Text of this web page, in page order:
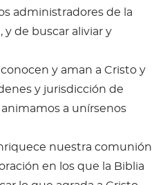
administradores de la
y de buscar aliviar y
y aman a Cristo y
y jurisdicción de
a unírsenos
nuestra comunión
en los que la Biblia